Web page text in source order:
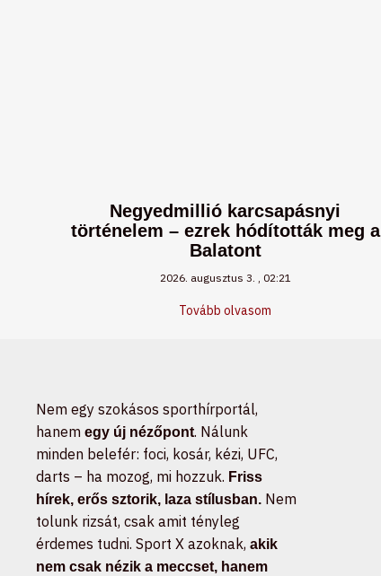
Negyedmillió karcsapásnyi
történelem – ezrek hódították meg a
Balatont
2026. augusztus 3. 02:21
Tovább olvasom
Nem egy szokásos sporthírportál,
hanem egy új nézőpont. Nálunk
minden belefér: foci, kosár, kézi, UFC,
darts – ha mozog, mi hozzuk. Friss
hírek, erős sztorik, laza stílusban. Nem
tolunk rizsát, csak amit tényleg
érdemes tudni. Sport X azoknak, akik
nem csak nézik a meccset, hanem